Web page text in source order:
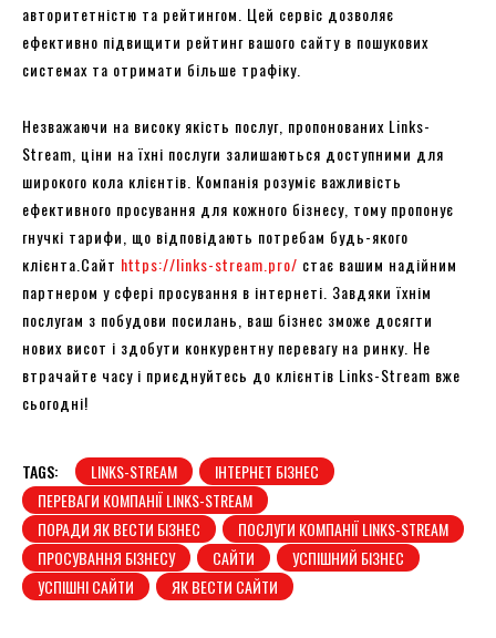
авторитетністю та рейтингом. Цей сервіс дозволяє
ефективно підвищити рейтинг вашого сайту в пошукових
системах та отримати більше трафіку.
Незважаючи на високу якість послуг, пропонованих Links-
Stream, ціни на їхні послуги залишаються доступними для
широкого кола клієнтів. Компанія розуміє важливість
ефективного просування для кожного бізнесу, тому пропонує
гнучкі тарифи, що відповідають потребам будь-якого
клієнта.Сайт https://links-stream.pro/ стає вашим надійним
партнером у сфері просування в інтернеті. Завдяки їхнім
послугам з побудови посилань, ваш бізнес зможе досягти
нових висот і здобути конкурентну перевагу на ринку. Не
втрачайте часу і приєднуйтесь до клієнтів Links-Stream вже
сьогодні!
TAGS: LINKS-STREAM
ІНТЕРНЕТ БІЗНЕС
ПЕРЕВАГИ КОМПАНІЇ LINKS-STREAM
ПОРАДИ ЯК ВЕСТИ БІЗНЕС
ПОСЛУГИ КОМПАНІЇ LINKS-STREAM
ПРОСУВАННЯ БІЗНЕСУ
САЙТИ
УСПІШНИЙ БІЗНЕС
УСПІШНІ САЙТИ
ЯК ВЕСТИ САЙТИ